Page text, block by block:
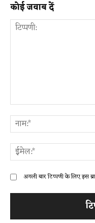
कोई जवाब दें
अगली बार टिप्पणी के लिए इस